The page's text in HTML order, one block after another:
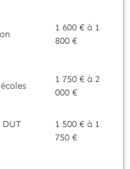
1 600 € à 1
800 €
1 750 € à 2
000 €
DUT
1 500 € à 1
750 €